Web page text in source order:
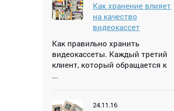
Как хранение влияет
на качество
видеокассет
Как правильно хранить
видеокассеты. Каждый третий
клиент, который обращается к
...
24.11.16